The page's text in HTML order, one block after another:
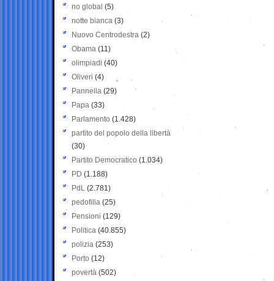
no global (5)
notte bianca (3)
Nuovo Centrodestra (2)
Obama (11)
olimpiadi (40)
Oliveri (4)
Pannella (29)
Papa (33)
Parlamento (1.428)
partito del popolo della libertà
(30)
Partito Democratico (1.034)
PD (1.188)
PdL (2.781)
pedofilia (25)
Pensioni (129)
Politica (40.855)
polizia (253)
Porto (12)
povertà (502)